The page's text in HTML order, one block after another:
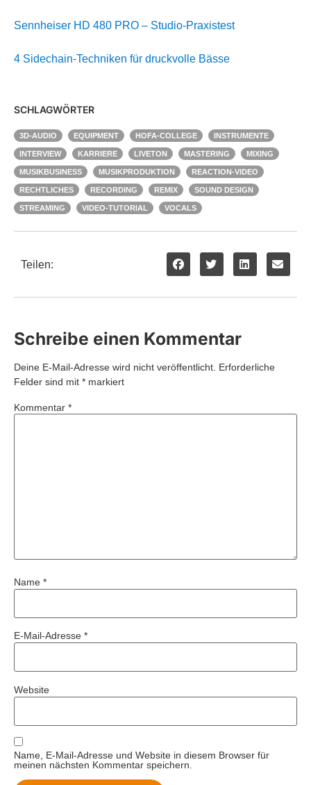
Sennheiser HD 480 PRO – Studio-Praxistest
4 Sidechain-Techniken für druckvolle Bässe
SCHLAGWÖRTER
3D-AUDIO EQUIPMENT HOFA-COLLEGE INSTRUMENTE
INTERVIEW KARRIERE LIVETON MASTERING MIXING
MUSIKBUSINESS MUSIKPRODUKTION REACTION-VIDEO
RECHTLICHES RECORDING REMIX SOUND DESIGN
STREAMING VIDEO-TUTORIAL VOCALS
Teilen:
Schreibe einen Kommentar
Deine E-Mail-Adresse wird nicht veröffentlicht. Erforderliche
Felder sind mit * markiert
Kommentar *
Name *
E-Mail-Adresse *
Website
Name, E-Mail-Adresse und Website in diesem Browser für
meinen nächsten Kommentar speichern.